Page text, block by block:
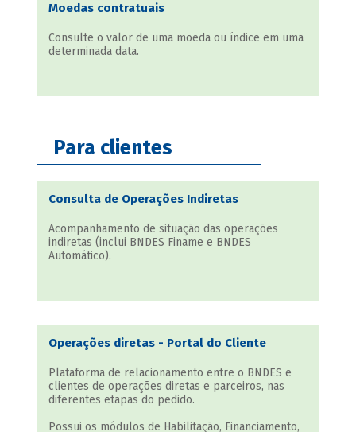
Moedas contratuais
Consulte o valor de uma moeda ou índice em uma
determinada data.
Para clientes
Consulta de Operações Indiretas
Acompanhamento de situação das operações
indiretas (inclui BNDES Finame e BNDES
Automático).
Operações diretas - Portal do Cliente
Plataforma de relacionamento entre o BNDES e
clientes de operações diretas e parceiros, nas
diferentes etapas do pedido.
Possui os módulos de Habilitação, Financiamento,